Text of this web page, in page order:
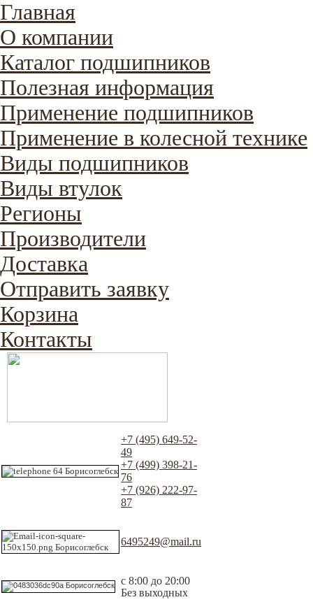
Главная
О компании
Каталог подшипников
Полезная информация
Применение подшипников
Применение в колесной технике
Виды подшипников
Виды втулок
Регионы
Производители
Доставка
Отправить заявку
Корзина
Контакты
+7 (495) 649-52-
49
+7 (499) 398-21-
76
+7 (926) 222-97-
87
6495249@mail.ru
с 8:00 до 20:00
Без выходных